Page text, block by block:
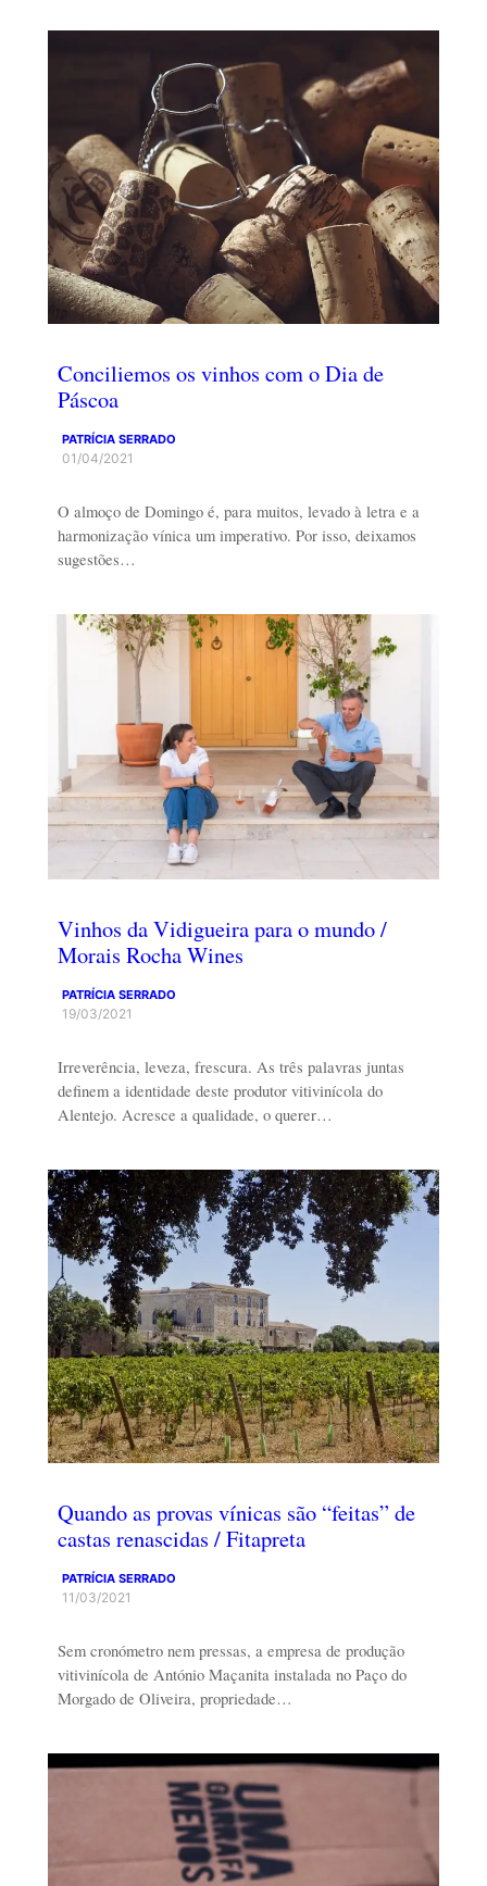
Conciliemos os vinhos com o Dia de
Páscoa
PATRÍCIA SERRADO
01/04/2021
O almoço de Domingo é, para muitos, levado à letra e a
harmonização vínica um imperativo. Por isso, deixamos
sugestões…
Vinhos da Vidigueira para o mundo /
Morais Rocha Wines
PATRÍCIA SERRADO
19/03/2021
Irreverência, leveza, frescura. As três palavras juntas
definem a identidade deste produtor vitivinícola do
Alentejo. Acresce a qualidade, o querer…
Quando as provas vínicas são “feitas” de
castas renascidas / Fitapreta
PATRÍCIA SERRADO
11/03/2021
Sem cronómetro nem pressas, a empresa de produção
vitivinícola de António Maçanita instalada no Paço do
Morgado de Oliveira, propriedade…